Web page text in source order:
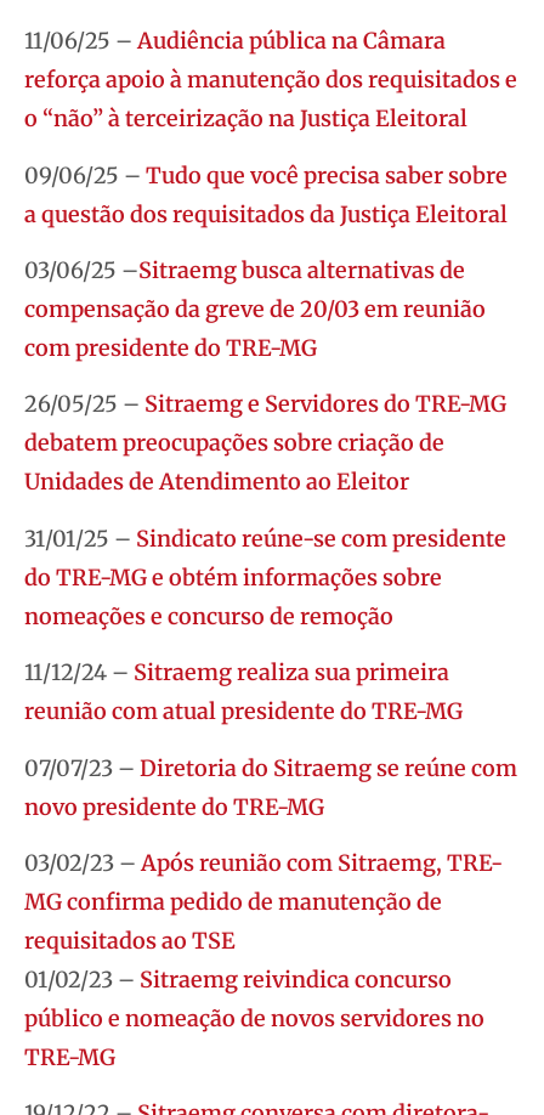
11/06/25 –Audiência pública na Câmara
reforça apoio à manutenção dos requisitados e
o “não” à terceirização na Justiça Eleitoral
09/06/25 – Tudo que você precisa saber sobre
a questão dos requisitados da Justiça Eleitoral
03/06/25 –Sitraemg busca alternativas de
compensação da greve de 20/03 em reunião
com presidente do TRE-MG
26/05/25 – Sitraemg e Servidores do TRE-MG
debatem preocupações sobre criação de
Unidades de Atendimento ao Eleitor
31/01/25 – Sindicato reúne-se com presidente
do TRE-MG e obtém informações sobre
nomeações e concurso de remoção
11/12/24 – Sitraemg realiza sua primeira
reunião com atual presidente do TRE-MG
07/07/23 – Diretoria do Sitraemg se reúne com
novo presidente do TRE-MG
03/02/23 –Após reunião com Sitraemg, TRE-
MG confirma pedido de manutenção de
requisitados ao TSE
01/02/23 – Sitraemg reivindica concurso
público e nomeação de novos servidores no
TRE-MG